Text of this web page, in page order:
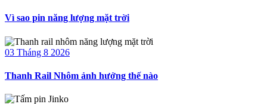
Vì sao pin năng lượng mặt trời
03 Tháng 8 2026
Thanh Rail Nhôm ảnh hưởng thế nào